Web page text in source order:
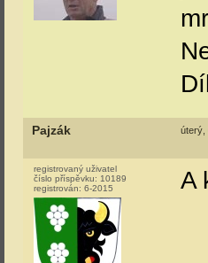
Pajzák úterý,
registrovaný uživatel
číslo příspěvku: 10189
registrován: 6-2015 A